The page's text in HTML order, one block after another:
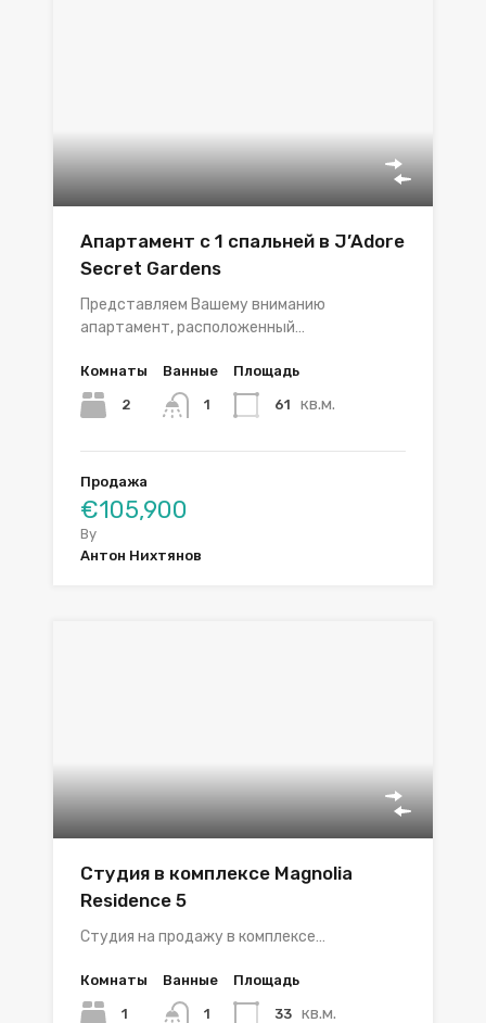
Апартамент с 1 спальней в J’Adore
Secret Gardens
Представляем Вашему вниманию
апартамент, расположенный…
Комнаты
2
Ванные
1
Площадь
61 кв.м.
Продажа
€105,900
By
Антон Нихтянов
Студия в комплексе Magnolia
Residence 5
Студия на продажу в комплексе…
Комнаты
1
Ванные
1
Площадь
33 кв.м.